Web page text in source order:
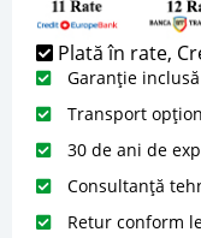
Plată în rate,
Garanție inclusă
Transport
30 de ani de
Consultanță
Retur conform